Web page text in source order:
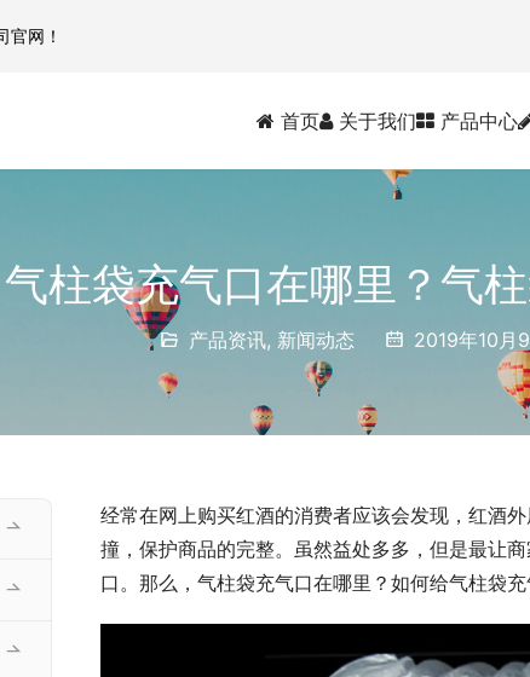
首页 关于我们 产品中心
气柱袋充气口在哪里？气
产品资讯, 新闻动态 2019年10月
经常在网上购买红酒的消费者应该会发现，红酒
撞，保护商品的完整。虽然益处多多，但是最让
口。那么，气柱袋充气口在哪里？如何给气柱袋充
官网